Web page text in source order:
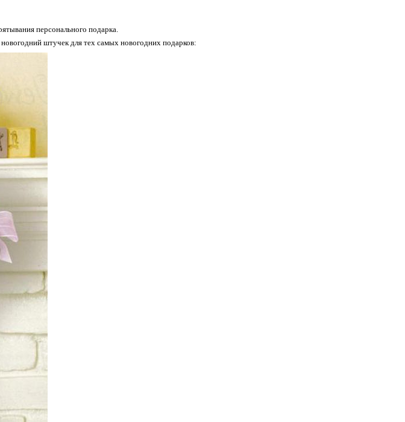
персонального подарка.
штучек для тех самых новогодних подарков: